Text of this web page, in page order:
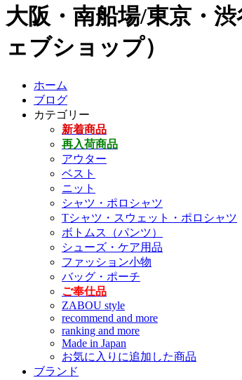
大阪・南船場/東京・
ェブショップ）
ホーム
ブログ
カテゴリー
新着商品
再入荷商品
アウター
ベスト
ニット
シャツ・ポロシャツ
Tシャツ・スウェット・ポロシャツ
ボトムス（パンツ）
シューズ・ケア用品
ファッション小物
バッグ・ポーチ
ご奉仕品
ZABOU style
recommend and more
ranking and more
Made in Japan
お気に入りに追加した商品
ブランド